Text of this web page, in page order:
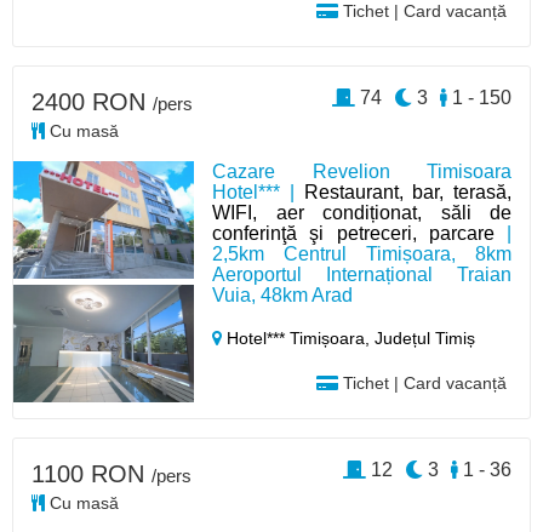
Tichet | Card vacanță
Cazare Revelion Timisoara
Hotel*** |
Restaurant, bar, terasă,
WIFI, aer condiționat, săli de
conferinţă şi petreceri, parcare|
2,5km Centrul Timișoara, 8km
Aeroportul Internațional Traian
Vuia, 48km Arad
Hotel*** Timișoara,Județul Timiș
Tichet | Card vacanță
2400 RON /pers
Cu masă
1 - 150
3
74
1100 RON /pers
Cu masă
1 - 36
3
12